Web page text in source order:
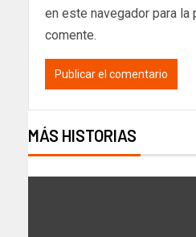
en este navegador para la
comente.
MÁS HISTORIAS